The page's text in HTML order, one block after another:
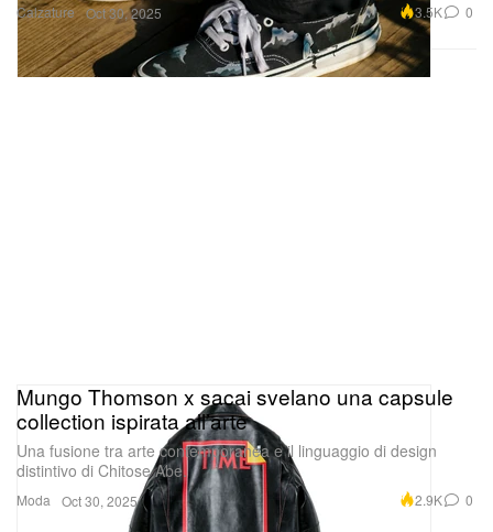
Calzature Oct 30, 2025 3.5K 0
Moda
Mungo Thomson x sacai svelano una capsule
collection ispirata all’arte
Una fusione tra arte contemporanea e il linguaggio di design
distintivo di Chitose Abe.
Oct 30, 2025 2.9K 0